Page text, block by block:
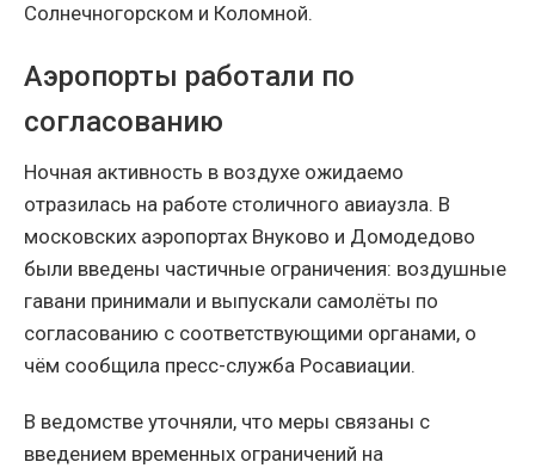
Солнечногорском и Коломной.
Аэропорты работали по
согласованию
Ночная активность в воздухе ожидаемо
отразилась на работе столичного авиаузла. В
московских аэропортах Внуково и Домодедово
были введены частичные ограничения: воздушные
гавани принимали и выпускали самолёты по
согласованию с соответствующими органами, о
чём сообщила пресс-служба Росавиации.
В ведомстве уточняли, что меры связаны с
введением временных ограничений на